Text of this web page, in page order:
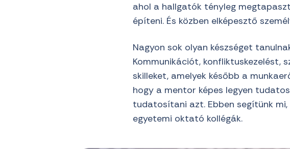
ahol a hallgatók tényleg
építeni. És közben elképesztő
Nagyon sok olyan készséget
Kommunikációt, konfliktuskezelést,
skilleket, amelyek később a
hogy a mentor képes legyen
tudatosítani azt. Ebben segítünk
egyetemi oktató kollégák.